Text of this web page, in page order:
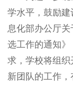
学水平，鼓励
息化部办公厅
选工作的通知
求，学校将组织
新团队的工作，